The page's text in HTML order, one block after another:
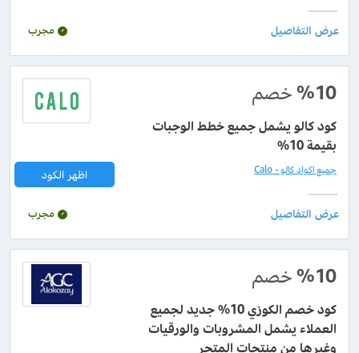
مجرب
%10خصم
كود كالو يشمل جميع خطط الوجبات
بقيمة 10%
اظهر الكود جميع اكواد كالو - Calo
مجرب
%10خصم
كود خصم الكوزي 10% جديد لجميع
العملاء يشمل المشروبات والورقيات
وغيرها من منتجات المتجر